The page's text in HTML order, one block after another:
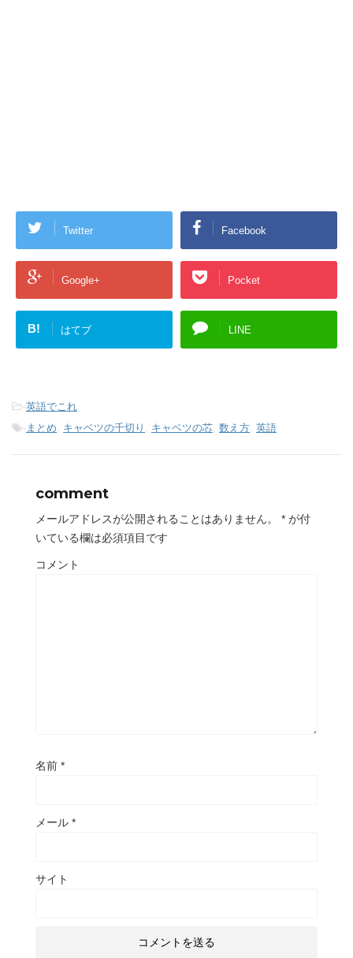
Twitter Facebook
Google+ Pocket
B! はてブ LINE
-英語でこれ
-まとめ, キャベツの千切り , キャベツの芯, 数え方, 英語
comment
メールアドレスが公開されることはありません。 * が付
いている欄は必須項目です
コメント
名前 *
メール *
サイト